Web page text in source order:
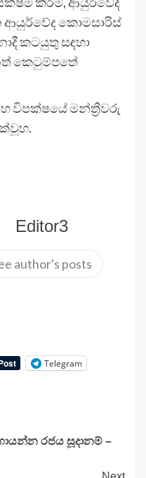
කොමසාරිස්
කටයුතු සඳහා
කෙටුම්පතේ
විපක්ෂයේ මන්ත්‍රීවරු
Editor3
author's posts
Telegram
රජය සූදානම් –